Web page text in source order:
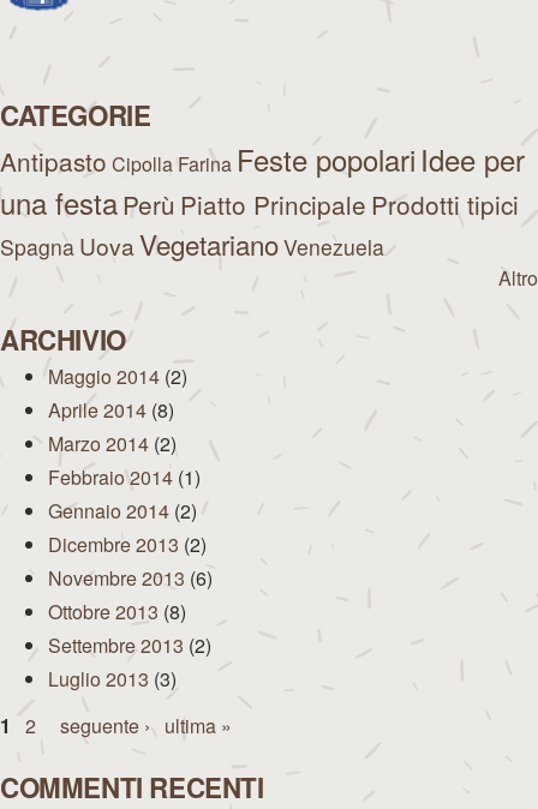
CATEGORIE
Antipasto Cipolla Farina Feste popolari Idee per
una festa Perù Piatto Principale Prodotti tipici
Spagna UovaVegetarianoVenezuela
Altro
ARCHIVIO
Maggio 2014 (2)
Aprile 2014 (8)
Marzo 2014 (2)
Febbraio 2014 (1)
Gennaio 2014 (2)
Dicembre 2013 (2)
Novembre 2013 (6)
Ottobre 2013 (8)
Settembre 2013 (2)
Luglio 2013 (3)
Pagine
1 2 seguente › ultima »
COMMENTI RECENTI